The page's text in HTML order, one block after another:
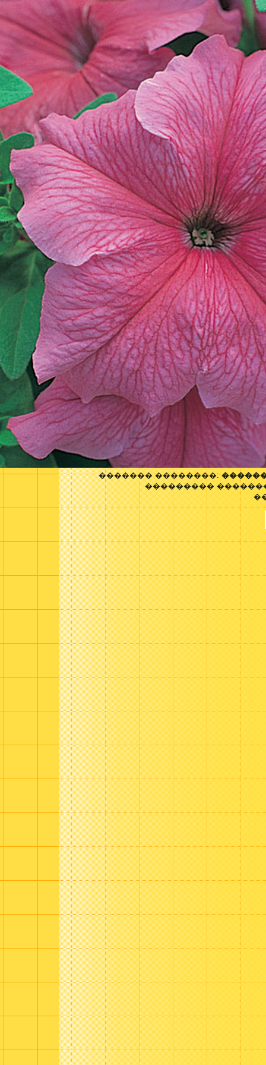
������� ��������:
���������